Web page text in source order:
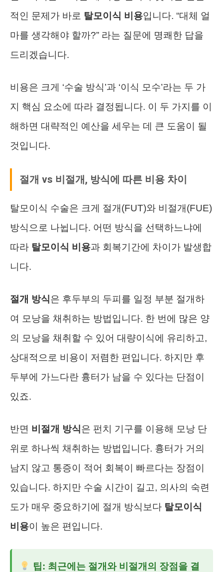
적인 문제가 바로 탈모이식 비용입니다. “대체 얼
마를 생각해야 할까?” 라는 질문에 명쾌한 답을
드리겠습니다.
비용은 크게 ‘수술 방식’과 ‘이식 모수’라는 두 가
지 핵심 요소에 따라 결정됩니다. 이 두 가지를 이
해하면 대략적인 예산을 세우는 데 큰 도움이 될
것입니다.
절개 vs 비절개, 방식에 따른 비용 차이
탈모이식 수술은 크게 절개(FUT)와 비절개(FUE)
방식으로 나뉩니다. 어떤 방식을 선택하느냐에
따라 탈모이식 비용과 회복기간에 차이가 발생합
니다.
절개 방식은 후두부의 두피를 일정 부분 절개하
여 모낭을 채취하는 방법입니다. 한 번에 많은 양
의 모낭을 채취할 수 있어 대량이식에 유리하고,
상대적으로 비용이 저렴한 편입니다. 하지만 후
두부에 가느다란 흉터가 남을 수 있다는 단점이
있죠.
반면 비절개 방식은 펀치 기구를 이용해 모낭 단
위로 하나씩 채취하는 방법입니다. 흉터가 거의
남지 않고 통증이 적어 회복이 빠르다는 장점이
있습니다. 하지만 수술 시간이 길고, 의사의 숙련
도가 매우 중요하기에 절개 방식보다 탈모이식
비용이 높은 편입니다.
팁: 최근에는 절개와 비절개의 장점을 결